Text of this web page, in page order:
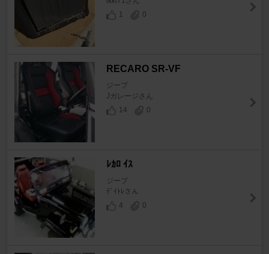
1
0
RECARO SR-VF
ジープ
Jガレージさん
14
0
ﾚｶﾛ ｲｽ
ジープ
ﾃﾞｲﾄﾚさん
4
0